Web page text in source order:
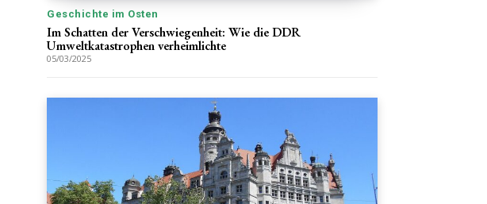
Geschichte im Osten
Im Schatten der Verschwiegenheit: Wie die DDR
Umweltkatastrophen verheimlichte
05/03/2025